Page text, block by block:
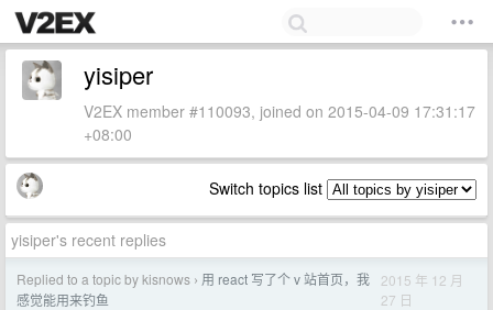
yisiper
V2EX member #110093, joined on 2015-04-09 17:31:17
+08:00
Switch topics list
yisiper's recent replies
Replied to a topic by kisnows › 用 react 写了个 v 站首页，我
感觉能用来钓鱼
2015 年 12 月
27 日